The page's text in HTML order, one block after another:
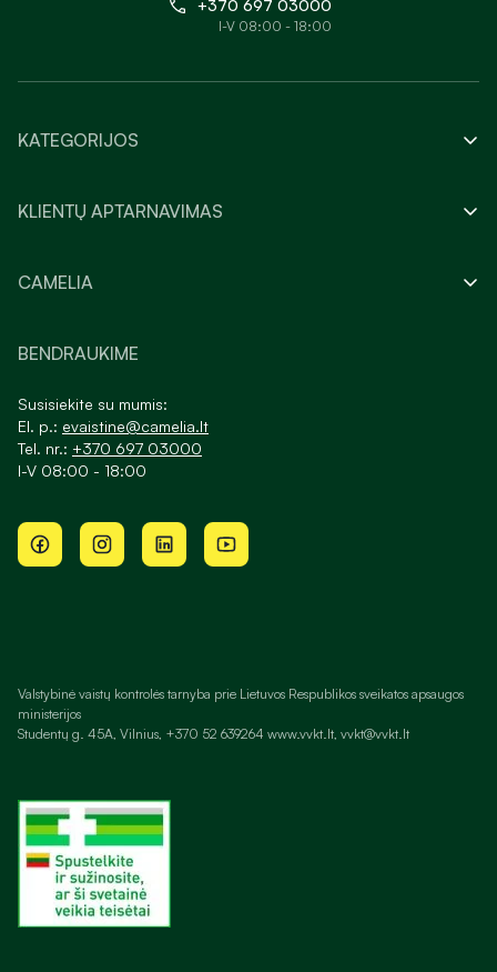
+370 697 03000
I-V 08:00 - 18:00
KATEGORIJOS
KLIENTŲ APTARNAVIMAS
CAMELIA
BENDRAUKIME
Susisiekite su mumis:
El. p.: evaistine@camelia.lt
Tel. nr.: +370 697 03000
I-V 08:00 - 18:00
Valstybinė vaistų kontrolės tarnyba prie Lietuvos Respublikos sveikatos apsaugos
ministerijos
Studentų g. 45A, Vilnius, +370 52 639264 www.vvkt.lt, vvkt@vvkt.lt